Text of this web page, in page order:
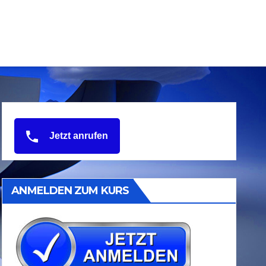
Jetzt anrufen
ANMELDEN ZUM KURS